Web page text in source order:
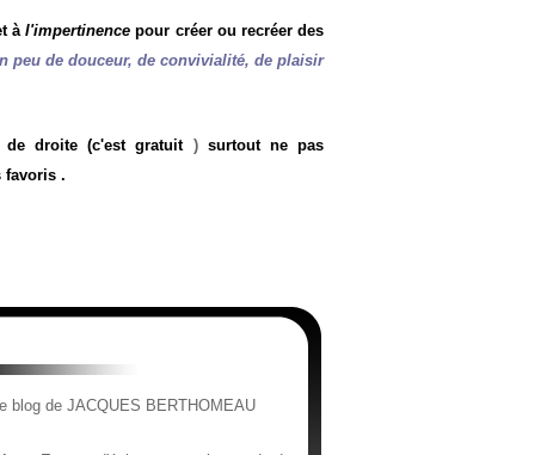
àl'impertinence pour créer ou recréer des
peu de douceur, de convivialité, de plaisir
droite (c'est gratuit) surtout ne pas
favoris .
blog de JACQUES BERTHOMEAU